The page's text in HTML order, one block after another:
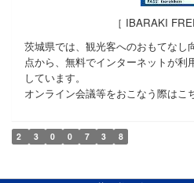
［ IBARAKI
茨城県では、観光客へのおもてなし
点から、無料でインターネットが
しています。
オンライン会議等をおこなう際はこ
2 3 0 0 7 3 8